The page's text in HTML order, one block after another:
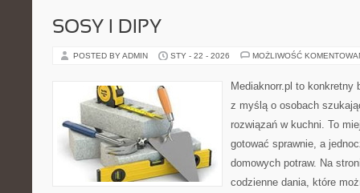
SOSY I DIPY
POSTED BY ADMIN STY - 22 - 2026 MOŻLIWOŚĆ
Mediaknorr.pl to konkretny
z myślą o osobach
rozwiązań w kuchni. To
gotować sprawnie, a
domowych potraw. Na
codzienne dania, które